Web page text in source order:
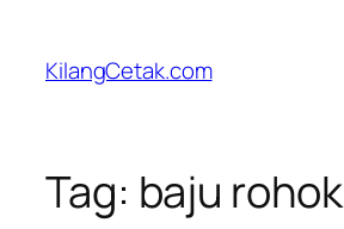
content
KilangCetak.com
Tag: baju rohok